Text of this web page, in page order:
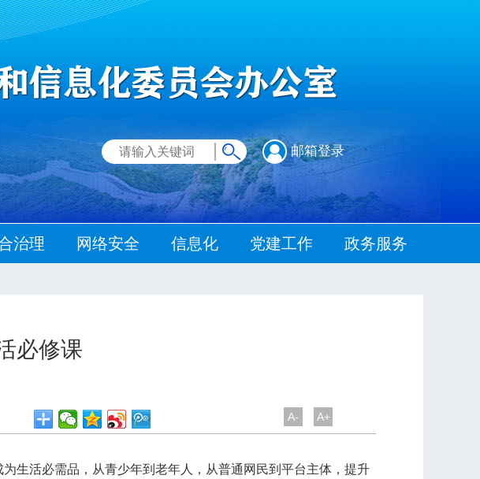
邮箱登录
治理 网络安全 信息化 党建工作 政务服务
必修课
A- A+
活必需品，从青少年到老年人，从普通网民到平台主体，提升